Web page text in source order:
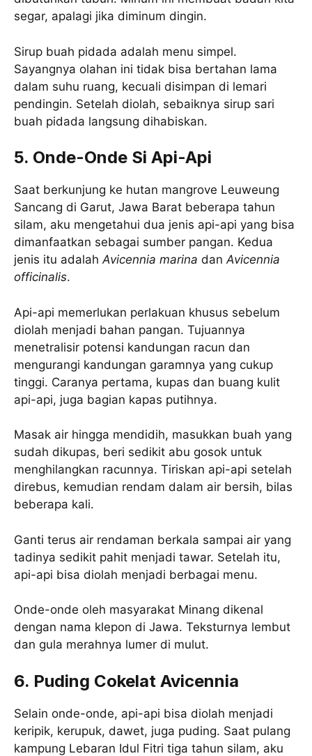
segar, apalagi jika diminum dingin.
Sirup buah pidada adalah menu simpel.
Sayangnya olahan ini tidak bisa bertahan lama
dalam suhu ruang, kecuali disimpan di lemari
pendingin. Setelah diolah, sebaiknya sirup sari
buah pidada langsung dihabiskan.
5. Onde-Onde Si Api-Api
Saat berkunjung ke hutan mangrove Leuweung
Sancang di Garut, Jawa Barat beberapa tahun
silam, aku mengetahui dua jenis api-api yang bisa
dimanfaatkan sebagai sumber pangan. Kedua
jenis itu adalahAvicennia marina danAvicennia
officinalis.
Api-api memerlukan perlakuan khusus sebelum
diolah menjadi bahan pangan. Tujuannya
menetralisir potensi kandungan racun dan
mengurangi kandungan garamnya yang cukup
tinggi. Caranya pertama, kupas dan buang kulit
api-api, juga bagian kapas putihnya.
Masak air hingga mendidih, masukkan buah yang
sudah dikupas, beri sedikit abu gosok untuk
menghilangkan racunnya. Tiriskan api-api setelah
direbus, kemudian rendam dalam air bersih, bilas
beberapa kali.
Ganti terus air rendaman berkala sampai air yang
tadinya sedikit pahit menjadi tawar. Setelah itu,
api-api bisa diolah menjadi berbagai menu.
Onde-onde oleh masyarakat Minang dikenal
dengan nama klepon di Jawa. Teksturnya lembut
dan gula merahnya lumer di mulut.
6. Puding Cokelat Avicennia
Selain onde-onde, api-api bisa diolah menjadi
keripik, kerupuk, dawet, juga puding. Saat pulang
kampung Lebaran Idul Fitri tiga tahun silam, aku